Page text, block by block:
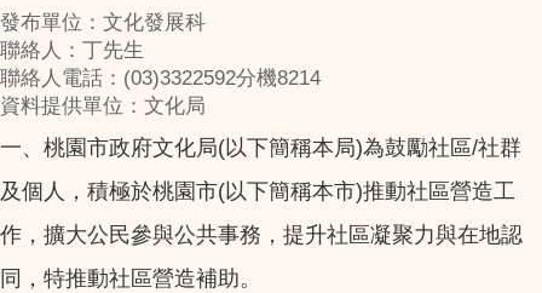
發布單位：文化發展科
聯絡人：丁先生
聯絡人電話：(03)3322592分機8214
資料提供單位：文化局
一、桃園市政府文化局(以下簡稱本局)為鼓勵社區/社群
及個人，積極於桃園市(以下簡稱本市)推動社區營造工
作，擴大公民參與公共事務，提升社區凝聚力與在地認
同，特推動社區營造補助。